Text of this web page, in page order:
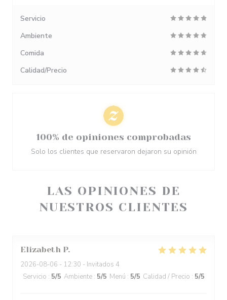
LAS OPINIONES DE
NUESTROS CLIENTES
Elizabeth P
2026-08-06 - 12:30 - Invitados 4
Servicio : 5/5 Ambiente : 5/5 Menú : 5/5 Calidad / Precio : 5/5
Servicio
Ambiente
Comida
Calidad/Precio
100% de opiniones comprobadas
Solo los clientes que reservaron dejaron su opinión